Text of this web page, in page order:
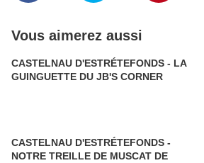
Vous aimerez aussi
CASTELNAU D'ESTRÉTEFONDS - LA
GUINGUETTE DU JB'S CORNER
CASTELNAU D'ESTRÉTEFONDS -
NOTRE TREILLE DE MUSCAT DE